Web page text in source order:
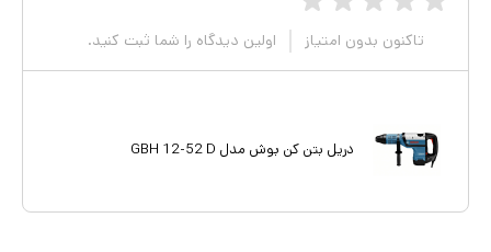
تاکنون بدون امتیاز اولین دیدگاه را شما ثبت کنید.
دریل بتن کن بوش مدل GBH 12-52 D